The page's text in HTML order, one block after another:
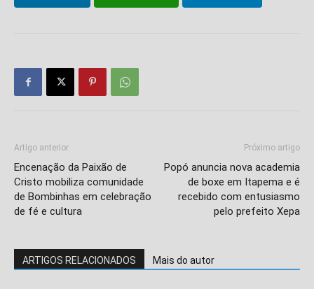
Artigo anterior
Encenação da Paixão de
Cristo mobiliza comunidade
de Bombinhas em celebração
de fé e cultura
Próximo artigo
Popó anuncia nova academia
de boxe em Itapema e é
recebido com entusiasmo
pelo prefeito Xepa
ARTIGOS RELACIONADOS Mais do autor